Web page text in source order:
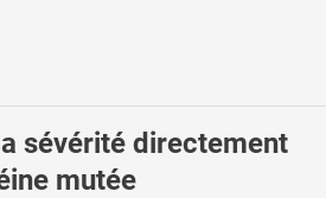
sévérité directement
mutée